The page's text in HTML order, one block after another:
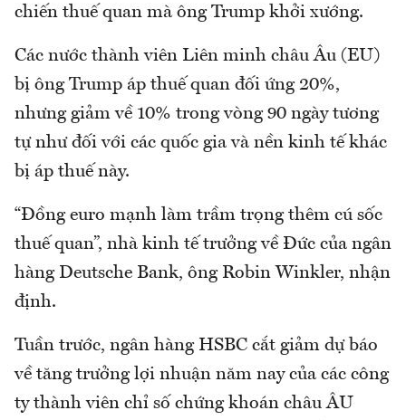
chiến thuế quan mà ông Trump khởi xướng.
Các nước thành viên Liên minh châu Âu (EU)
bị ông Trump áp thuế quan đối ứng 20%,
nhưng giảm về 10% trong vòng 90 ngày tương
tự như đối với các quốc gia và nền kinh tế khác
bị áp thuế này.
“Đồng euro mạnh làm trầm trọng thêm cú sốc
thuế quan”, nhà kinh tế trưởng về Đức của ngân
hàng Deutsche Bank, ông Robin Winkler, nhận
định.
Tuần trước, ngân hàng HSBC cắt giảm dự báo
về tăng trưởng lợi nhuận năm nay của các công
ty thành viên chỉ số chứng khoán châu ÂU